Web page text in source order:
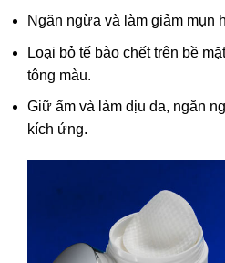
Ngăn ngừa và làm giảm mụn
Loại bỏ tế bào chết trên bề
tông màu.
Giữ ẩm và làm dịu da, ngăn
kích ứng.